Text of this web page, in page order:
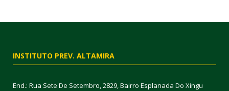
INSTITUTO PREV. ALTAMIRA
End.: Rua Sete De Setembro, 2829, Bairro Esplanada Do Xingu